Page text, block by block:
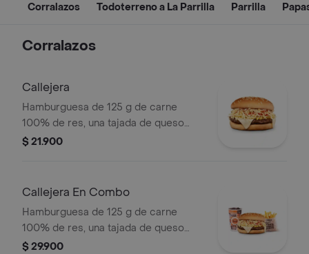
Corralazos Todoterreno a La Parrilla Parrilla
Corralazos
Callejera
Hamburguesa de 125 g de carne
100% de res, una tajada de queso
tipo mozzarella, papas callejera, salsa
$ 21.900
Callejera En Combo
Hamburguesa de 125 g de carne
100% de res, una tajada de queso
tipo mozzarella, papas callejera, salsa
$ 29.900